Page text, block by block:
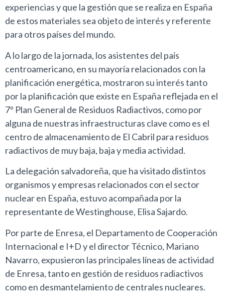
experiencias y que la gestión que se realiza en España
de estos materiales sea objeto de interés y referente
para otros países del mundo.
A lo largo de la jornada, los asistentes del país
centroamericano, en su mayoría relacionados con la
planificación energética, mostraron su interés tanto
por la planificación que existe en España reflejada en el
7º Plan General de Residuos Radiactivos, como por
alguna de nuestras infraestructuras clave como es el
centro de almacenamiento de El Cabril para residuos
radiactivos de muy baja, baja y media actividad.
La delegación salvadoreña, que ha visitado distintos
organismos y empresas relacionados con el sector
nuclear en España, estuvo acompañada por la
representante de Westinghouse, Elisa Sajardo.
Por parte de Enresa, el Departamento de Cooperación
Internacional e I+D y el director Técnico, Mariano
Navarro, expusieron las principales líneas de actividad
de Enresa, tanto en gestión de residuos radiactivos
como en desmantelamiento de centrales nucleares.